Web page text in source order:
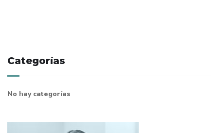
Categorías
No hay categorías